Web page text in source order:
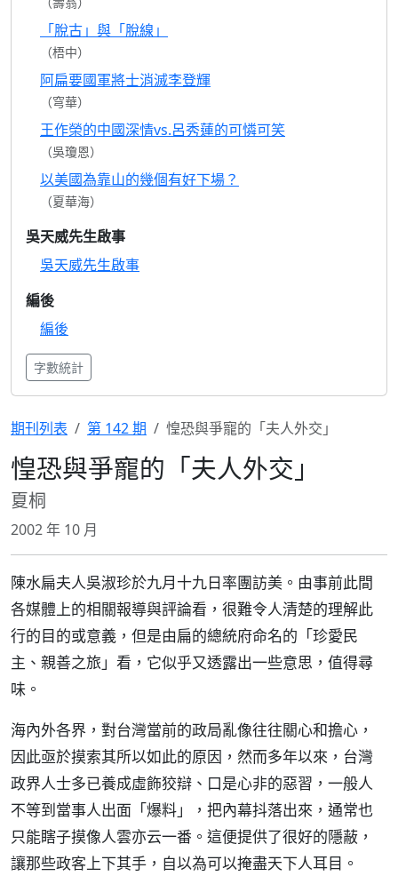
「脫古」與「脫線」
（梧中）
阿扁要國軍將士消滅李登輝
（穹華）
王作榮的中國深情vs.呂秀蓮的可憐可笑
（吳瓊恩）
以美國為靠山的幾個有好下場？
（夏華海）
吳天威先生啟事
吳天威先生啟事
編後
編後
字數統計
期刊列表 第 142 期 惶恐與爭寵的「夫人外交」
惶恐與爭寵的「夫人外交」
夏桐
2002 年 10 月
陳水扁夫人吳淑珍於九月十九日率團訪美。由事前此間
各媒體上的相關報導與評論看，很難令人清楚的理解此
行的目的或意義，但是由扁的總統府命名的「珍愛民
主、親善之旅」看，它似乎又透露出一些意思，值得尋
味。
海內外各界，對台灣當前的政局亂像往往關心和擔心，
因此亟於摸索其所以如此的原因，然而多年以來，台灣
政界人士多已養成虛飾狡辯、口是心非的惡習，一般人
不等到當事人出面「爆料」，把內幕抖落出來，通常也
只能瞎子摸像人雲亦云一番。這便提供了很好的隱蔽，
讓那些政客上下其手，自以為可以掩盡天下人耳目。